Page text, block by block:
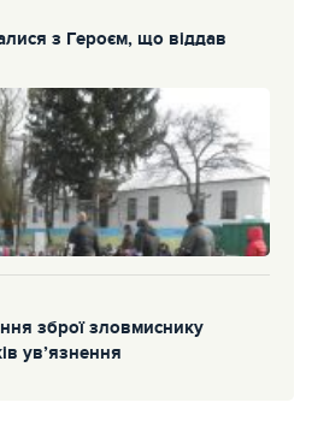
з Героєм, що віддав
зброї зловмиснику
ув’язнення